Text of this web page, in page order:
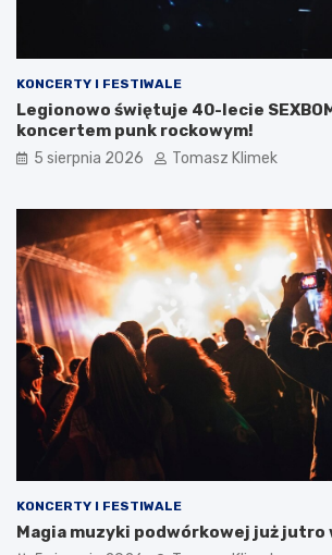
KONCERTY I FESTIWALE
Legionowo świętuje 40-lecie
koncertem punk rockowym!
5 sierpnia 2026 Tomasz Klimek
KONCERTY I FESTIWALE
Magia muzyki podwórkowej już jutro